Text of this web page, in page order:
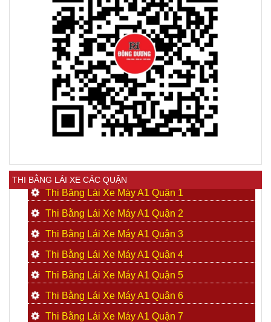
THI BẰNG LÁI XE CÁC QUẬN
Thi Bằng Lái Xe Máy A1 Quận 1
Thi Bằng Lái Xe Máy A1 Quận 2
Thi Bằng Lái Xe Máy A1 Quận 3
Thi Bằng Lái Xe Máy A1 Quận 4
Thi Bằng Lái Xe Máy A1 Quận 5
Thi Bằng Lái Xe Máy A1 Quận 6
Thi Bằng Lái Xe Máy A1 Quận 7